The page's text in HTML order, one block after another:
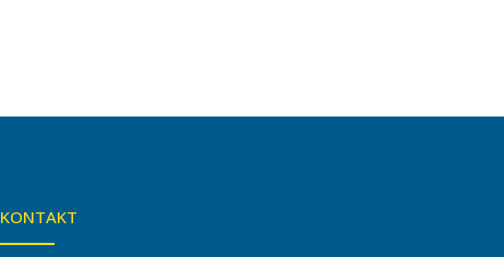
KONTAKT